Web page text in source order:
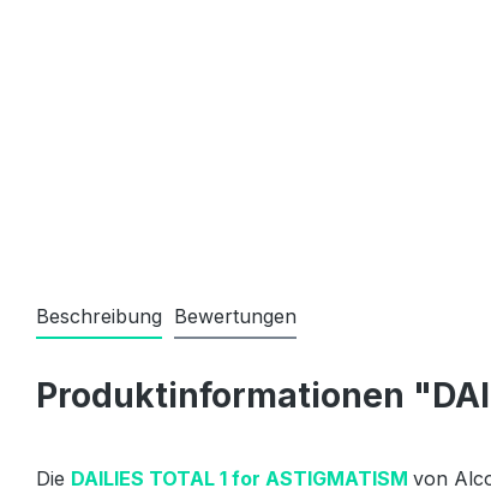
Beschreibung Bewertungen
Produktinformationen
Die DAILIES TOTAL 1 for ASTIGMATISM von